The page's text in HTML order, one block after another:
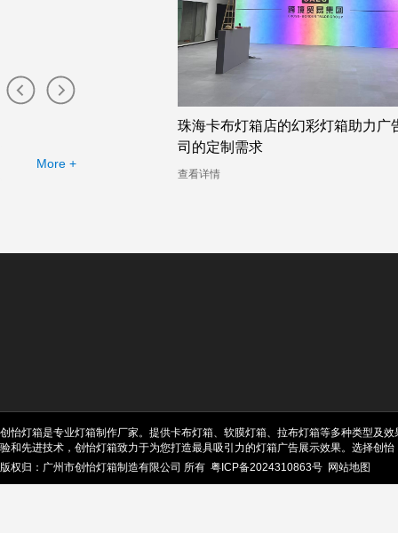
More +
珠海卡布灯箱店的幻彩灯箱助力广
司的定制需求
查看详情
创怡灯箱是专业灯箱制作厂家。提供卡布灯箱、软膜灯箱、拉布灯箱等多种类型及
验和先进技术，创怡灯箱致力于为您打造最具吸引力的灯箱广告展示效果。选择创怡
版权归：广州市创怡灯箱制造有限公司 所有 粤ICP备2024310863号 网站地图